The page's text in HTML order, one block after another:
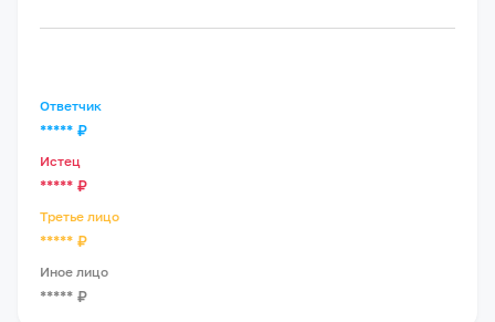
Ответчик
***** ₽
Истец
***** ₽
Третье лицо
***** ₽
Иное лицо
***** ₽